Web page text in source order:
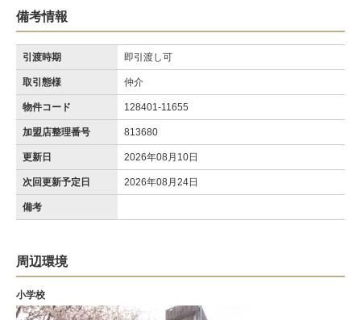
備考情報
引渡時期 即引渡し可
取引態様 仲介
物件コード 128401-11655
加盟店整理番号 813680
更新日 2026年08月10日
次回更新予定日 2026年08月24日
備考
周辺環境
小学校